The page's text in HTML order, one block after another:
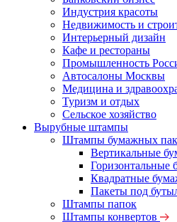
Индустрия красоты
Недвижимость и
Интерьерный дизайн
Кафе и рестораны
Промышленность
Автосалоны Москвы
Медицина и
Туризм и отдых
Сельское хозяйство
Вырубные штампы
Штампы бумажных
Вертикальные
Горизонтальные
Квадратные
Пакеты под
Штампы папок
Штампы конвертов